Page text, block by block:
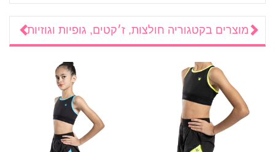
מוצרים בקטגוריה חולצות, ז׳קטים, גופיות וגוזיות